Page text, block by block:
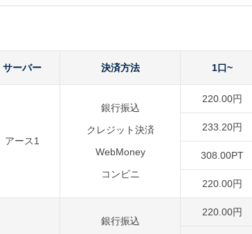
サーバー 決済方法 1口~
アース1
銀行振込
クレジット決済
WebMoney
コンビニ
220.00円
233.20円
308.00PT
220.00円
銀行振込
220.00円